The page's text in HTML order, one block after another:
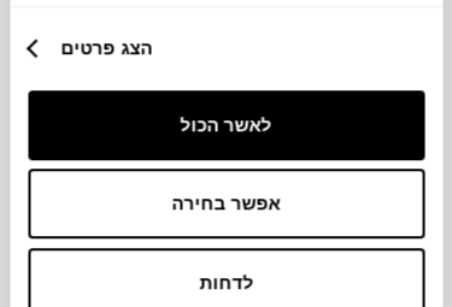
הצג פרטים
לאשר הכול
אפשר בחירה
לדחות